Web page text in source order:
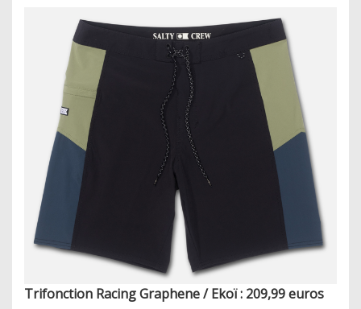
Trifonction Racing Graphene / Ekoï : 209,99 euros